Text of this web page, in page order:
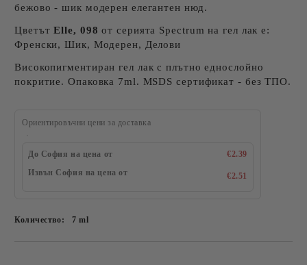
бежово - шик модерен елегантен нюд.
ЦветътElle, 098 от серията Spectrum на гел лак е:
Френски, Шик, Модерен, Делови
Високопигментиран гел лак с плътно еднослойно
покритие. Опаковка 7ml. MSDS сертификат - без ТПО.
Ориентировъчни цени за доставка
До София на цена от
€2.39
Извън София на цена от
€2.51
Количество: 7 ml